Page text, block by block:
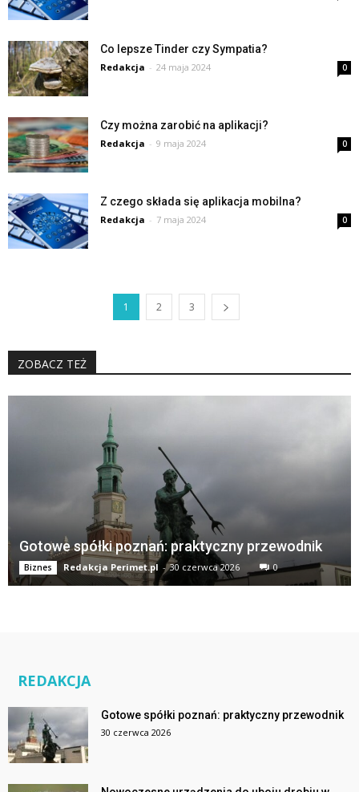
Co lepsze Tinder czy Sympatia?
Redakcja - 24 maja 2024 0
Czy można zarobić na aplikacji?
Redakcja - 9 maja 2024 0
Z czego składa się aplikacja mobilna?
Redakcja - 7 maja 2024 0
1 2 3
ZOBACZ TEŻ
Gotowe spółki poznań: praktyczny przewodnik
Biznes Redakcja Perimet.pl - 30 czerwca 2026 0
REDAKCJA
Gotowe spółki poznań: praktyczny przewodnik
30 czerwca 2026